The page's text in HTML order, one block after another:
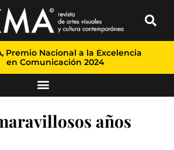
Premio Nacional a la Excelencia
en Comunicación 2024
años